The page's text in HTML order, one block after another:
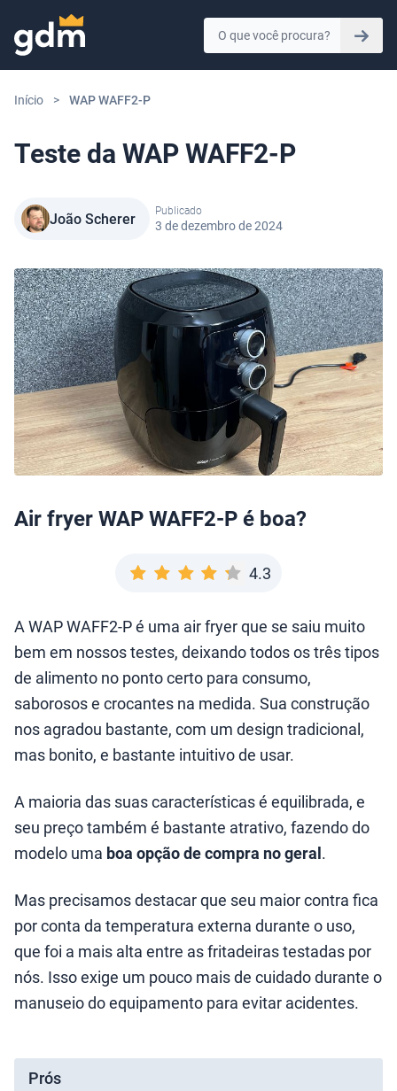
Skip to content
Início > WAP WAFF2-P
Teste da WAP WAFF2-P
João Scherer Publicado
3 de dezembro de 2024
Air fryer WAP WAFF2-P é boa?
4.3
A WAP WAFF2-P é uma air fryer que se saiu muito
bem em nossos testes, deixando todos os três tipos
de alimento no ponto certo para consumo,
saborosos e crocantes na medida. Sua construção
nos agradou bastante, com um design tradicional,
mas bonito, e bastante intuitivo de usar.
A maioria das suas características é equilibrada, e
seu preço também é bastante atrativo, fazendo do
modelo uma boa opção de compra no geral.
Mas precisamos destacar que seu maior contra fica
por conta da temperatura externa durante o uso,
que foi a mais alta entre as fritadeiras testadas por
nós. Isso exige um pouco mais de cuidado durante o
manuseio do equipamento para evitar acidentes.
Prós